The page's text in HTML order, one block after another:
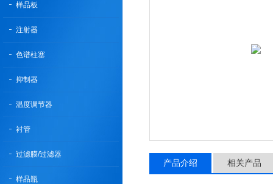
样品板
注射器
色谱柱塞
抑制器
温度调节器
衬管
过滤膜/过滤器
样品瓶
产品介绍 相关产品